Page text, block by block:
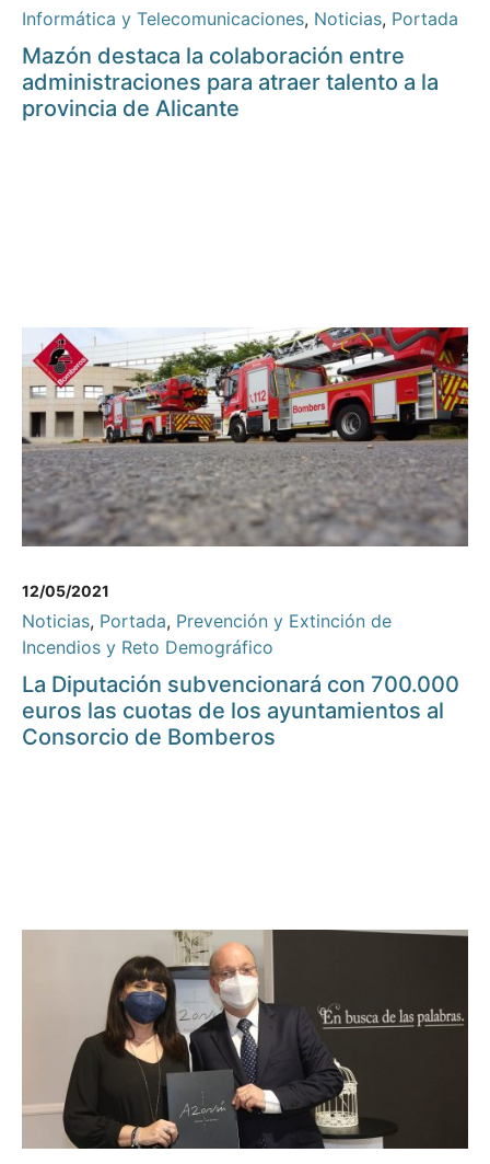
Informática y Telecomunicaciones, Noticias, Portada
Mazón destaca la colaboración entre
administraciones para atraer talento a la
provincia de Alicante
12/05/2021
Noticias, Portada, Prevención y Extinción de
Incendios y Reto Demográfico
La Diputación subvencionará con 700.000
euros las cuotas de los ayuntamientos al
Consorcio de Bomberos